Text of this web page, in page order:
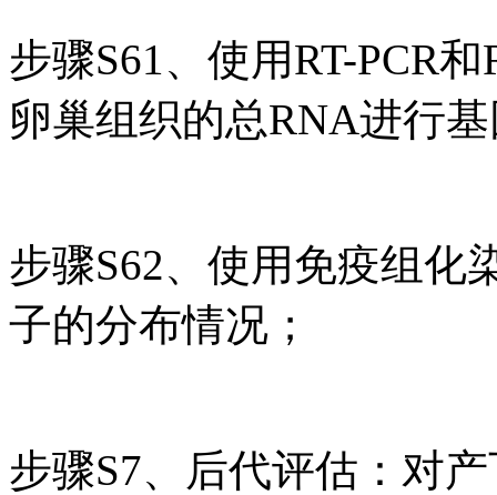
步骤S61、使用RT-PCR
卵巢组织的总RNA进行
步骤S62、使用免疫组化
子的分布情况；
步骤S7、后代评估：对